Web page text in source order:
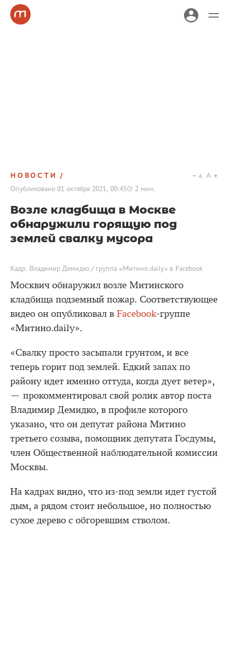
НОВОСТИ
Опубликовано 01 октября 2021, 00:45 2 мин.
a A
Возле кладбища в Москве
обнаружили горящую под
землей свалку мусора
Кадр: Владимир Демидко / группа «Митино.daily» в Facebook
Москвич обнаружил возле Митинского
кладбища подземный пожар. Соответствующее
видео он опубликовал в Facebook-группе
«Митино.daily».
«Свалку просто засыпали грунтом, и все
теперь горит под землей. Едкий запах по
району идет именно оттуда, когда дует ветер»,
— прокомментировал свой ролик автор поста
Владимир Демидко, в профиле которого
указано, что он депутат района Митино
третьего созыва, помощник депутата Госдумы,
член Общественной наблюдательной комиссии
Москвы.
На кадрах видно, что из-под земли идет густой
дым, а рядом стоит небольшое, но полностью
сухое дерево с обгоревшим стволом.